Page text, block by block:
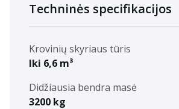
Techninės specifikacijos
Krovinių skyriaus tūris
Iki 6,6 m³
Didžiausia bendra masė
3200 kg